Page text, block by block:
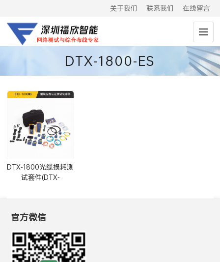
关于我们 联系我们 在线留言
DTX-1800-ES
DTX-1800光缆损耗测
试套件(DTX-
ES,DTX-1800-S)
官方微信